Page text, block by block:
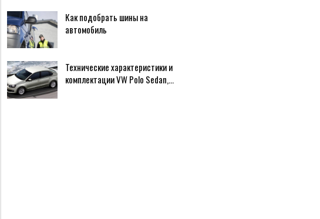
Как подобрать шины на
автомобиль
Технические характеристики и
комплектации VW Polo Sedan,…